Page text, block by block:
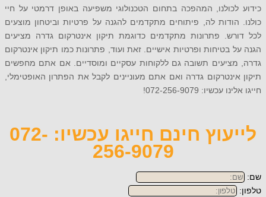
המהפכה בתחום הטכנולוגי משפיעה באופן דרמטי על חיי
לה, פיתוחים מתקדמים להגנה על פרטיות וביטחון מוצעים
פתרונות מתקדמים כדוגמת תיקון אינטרקום גדרה מציעים
בטיחות ופרטיות אישיים. זאת ועוד, פתרונות כמו תיקון אינטרקום
תשובה גם ללקוחות עסקיים ומוסדיים. אם אתם מחפשים
גדרה ואם אתם מעוניינים לקבל את הפתרון האופטימלי,
072-256-9079!
לייעוץ חינם חייגו עכשיו: 072-
256-9079